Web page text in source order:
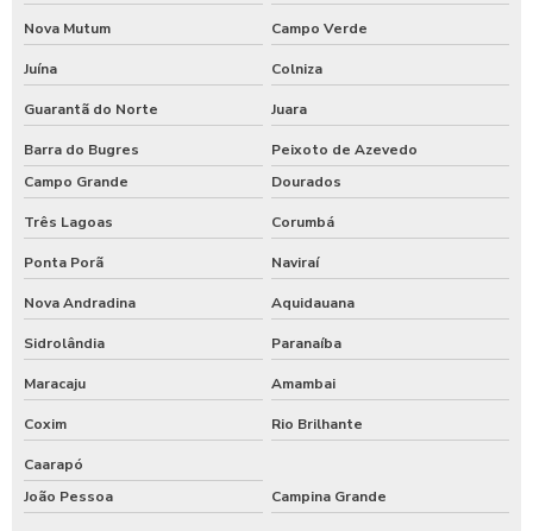
Nova Mutum Campo Verde
Juína Colniza
Guarantã do Norte Juara
Barra do Bugres
Peixoto de Azevedo
Campo Grande
Dourados
Três Lagoas Corumbá
Ponta Porã Naviraí
Nova Andradina Aquidauana
Sidrolândia Paranaíba
Maracaju Amambai
Coxim Rio Brilhante
Caarapó
João Pessoa
Campina Grande